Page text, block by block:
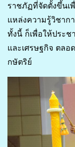
ราชภัฏที่จัดตั้งขึ้นเ
แหล่งความรู้วิชาก
ทั้งนี้ ก็เพื่อให้ประ
และเศรษฐกิจ ตล
กษัตริย์